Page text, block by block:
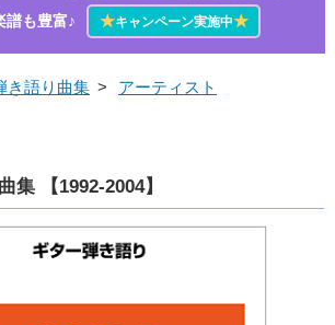
譜も豊富♪
★キャンペーン実施中★
き語り曲集 > アーティスト
集 【1992-2004】